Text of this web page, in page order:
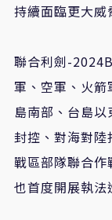
持續面臨更大威
聯合利劍-
軍、空軍、火
島南部、台島
封控、對海對
戰區部隊聯合
也首度開展執法